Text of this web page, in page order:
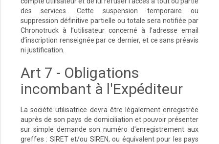
des services. Cette suspension temporaire ou
suppression définitive partielle ou totale sera notifiée par
Chronotruck à l’utilisateur concerné à l’adresse email
d’inscription renseignée par ce dernier, et ce sans préavis
ni justification.
Art 7 - Obligations
incombant à l'Expéditeur
La société utilisatrice devra être légalement enregistrée
auprès de son pays de domiciliation et pouvoir présenter
sur simple demande son numéro d'enregistrement aux
greffes : SIRET et/ou SIREN, ou équivalent pour les pays